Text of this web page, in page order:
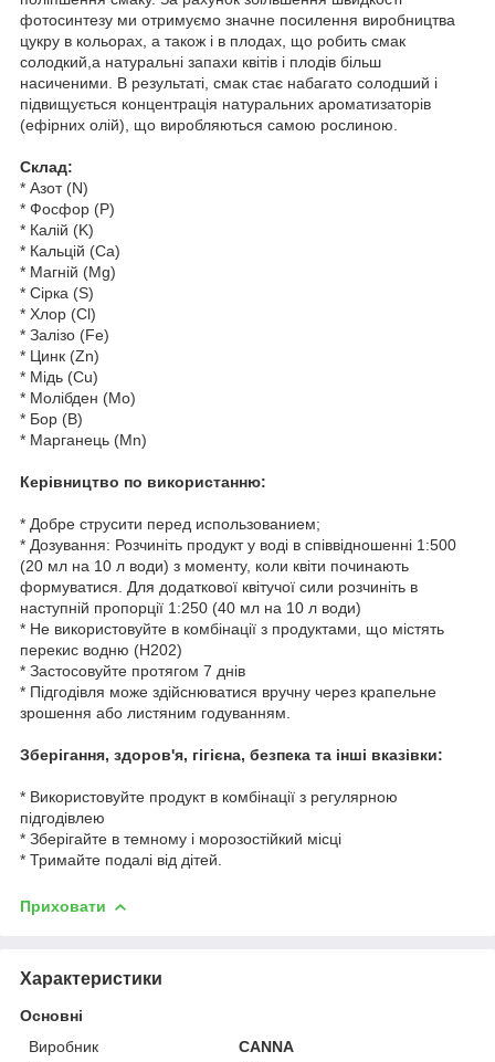
фотосинтезу ми отримуємо значне посилення виробництва
цукру в кольорах, а також і в плодах, що робить смак
солодкий,а натуральні запахи квітів і плодів більш
насиченими. В результаті, смак стає набагато солодший і
підвищується концентрація натуральних ароматизаторів
(ефірних олій), що виробляються самою рослиною.
Склад:
* Азот (N)
* Фосфор (P)
* Калій (K)
* Кальцій (Ca)
* Магній (Mg)
* Сірка (S)
* Хлор (Cl)
* Залізо (Fe)
* Цинк (Zn)
* Мідь (Cu)
* Молібден (Mo)
* Бор (B)
* Марганець (Mn)
Керівництво по використанню:
* Добре струсити перед использованием;
* Дозування: Розчиніть продукт у воді в співвідношенні 1:500
(20 мл на 10 л води) з моменту, коли квіти починають
формуватися. Для додаткової квітучої сили розчиніть в
наступній пропорції 1:250 (40 мл на 10 л води)
* Не використовуйте в комбінації з продуктами, що містять
перекис водню (H202)
* Застосовуйте протягом 7 днів
* Підгодівля може здійснюватися вручну через крапельне
зрошення або листяним годуванням.
Зберігання, здоров'я, гігієна, безпека та інші вказівки:
* Використовуйте продукт в комбінації з регулярною
підгодівлею
* Зберігайте в темному і морозостійкий місці
* Тримайте подалі від дітей.
Приховати
Характеристики
Основні
Виробник
CANNA